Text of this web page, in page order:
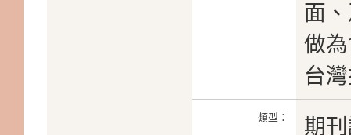
面
做
台
類型： 期